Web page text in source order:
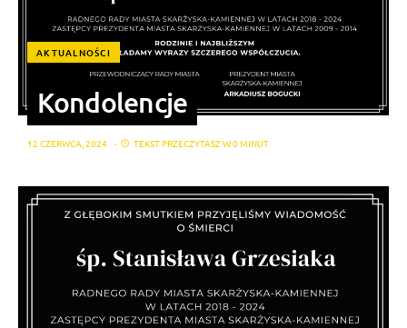
AKTUALNOŚCI
Kondolencje
12 CZERWCA, 2024 TEKST PRZECZYTASZ W 0 MINUT